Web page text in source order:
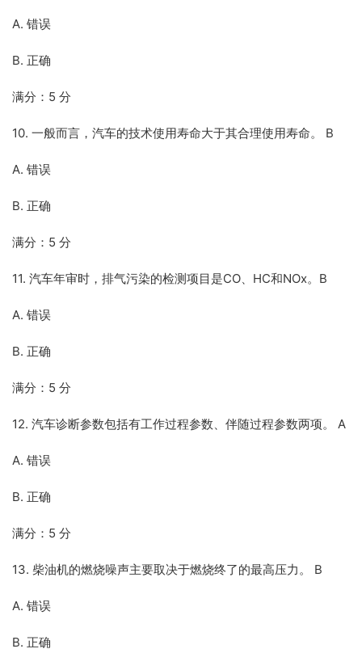
A. 错误
B. 正确
满分：5 分
10. 一般而言，汽车的技术使用寿命大于其合理使用寿命。 B
A. 错误
B. 正确
满分：5 分
11. 汽车年审时，排气污染的检测项目是CO、HC和NOx。B
A. 错误
B. 正确
满分：5 分
12. 汽车诊断参数包括有工作过程参数、伴随过程参数两项。 A
A. 错误
B. 正确
满分：5 分
13. 柴油机的燃烧噪声主要取决于燃烧终了的最高压力。 B
A. 错误
B. 正确